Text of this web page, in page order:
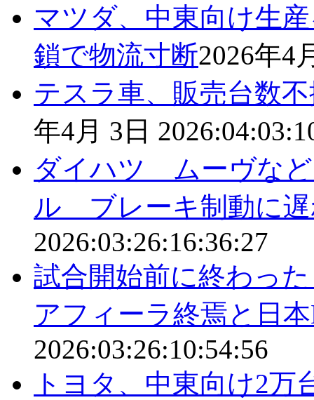
マツダ、中東向け生
鎖で物流寸断2026年4
テスラ車、販売台数
年4月 3日
ダイハツ ムーヴなど
ル ブレーキ制動に
2026:03:26:16:36:27
試合開始前に終わっ
アフィーラ終焉と日
2026:03:26:10:54:56
トヨタ、中東向け2